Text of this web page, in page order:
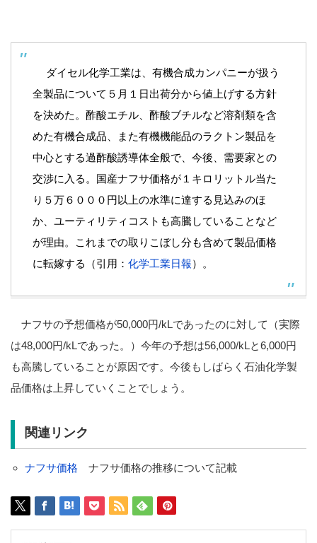
ダイセル化学工業は、有機合成カンパニーが扱う
全製品について５月１日出荷分から値上げする方針
を決めた。酢酸エチル、酢酸ブチルなど溶剤類を含
めた有機合成品、また有機機能品のラクトン製品を
中心とする過酢酸誘導体全般で、今後、需要家との
交渉に入る。国産ナフサ価格が１キロリットル当た
り５万６０００円以上の水準に達する見込みのほ
か、ユーティリティコストも高騰していることなど
が理由。これまでの取りこぼし分も含めて製品価格
に転嫁する（引用： 化学工業日報）。
ナフサの予想価格が50,000円/kLであったのに対して（実際
は48,000円/kLであった。）今年の予想は56,000/kLと6,000円
も高騰していることが原因です。今後もしばらく石油化学製
品価格は上昇していくことでしょう。
関連リンク
ナフサ価格 ナフサ価格の推移について記載